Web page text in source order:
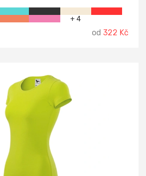
+ 4
od 322 Kč